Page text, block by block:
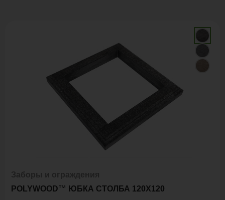
POLYWOOD™ ЮБКА СТОЛБА 120Х120